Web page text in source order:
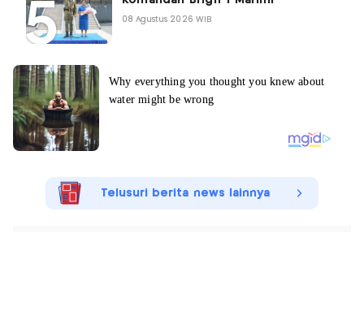
08 Agustus 2026 WIB
Telusuri berita news lainnya